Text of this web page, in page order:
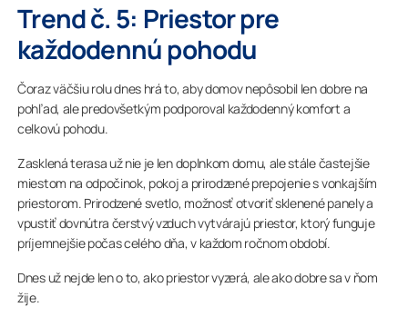
Trend č. 5: Priestor pre
každodennú pohodu
Čoraz väčšiu rolu dnes hrá to, aby domov nepôsobil len dobre na
pohľad, ale predovšetkým podporoval každodenný komfort a
celkovú pohodu.
Zasklená terasa už nie je len doplnkom domu, ale stále častejšie
miestom na odpočinok, pokoj a prirodzené prepojenie s vonkajším
priestorom. Prirodzené svetlo, možnosť otvoriť sklenené panely a
vpustiť dovnútra čerstvý vzduch vytvárajú priestor, ktorý funguje
príjemnejšie počas celého dňa, v každom ročnom období.
Dnes už nejde len o to, ako priestor vyzerá, ale ako dobre sa v ňom
žije.